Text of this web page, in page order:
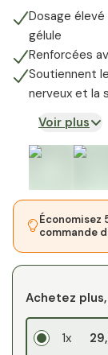
Dosage élevé
gélule
Renforcées
Soutiennent
nerveux et la
Voir plus
Économisez
commande
Achetez
1x